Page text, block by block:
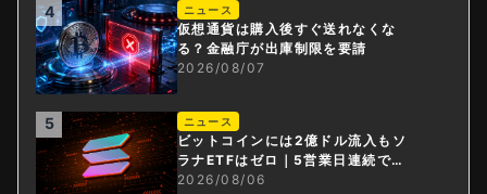
4 ニュース
仮想通貨は購入後すぐ送れなくな
る？金融庁が出庫制限を要請
2026/08/07
5 ニュース
ビットコインには2億ドル流入もソ
ラナETFはゼロ｜5営業日連続で停
止
2026/08/06